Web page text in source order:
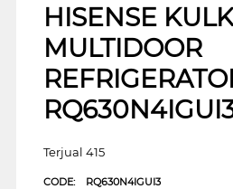
HISENSE
MULTIDOOR
Terjual 415
CODE: RQ630N4IGUI3